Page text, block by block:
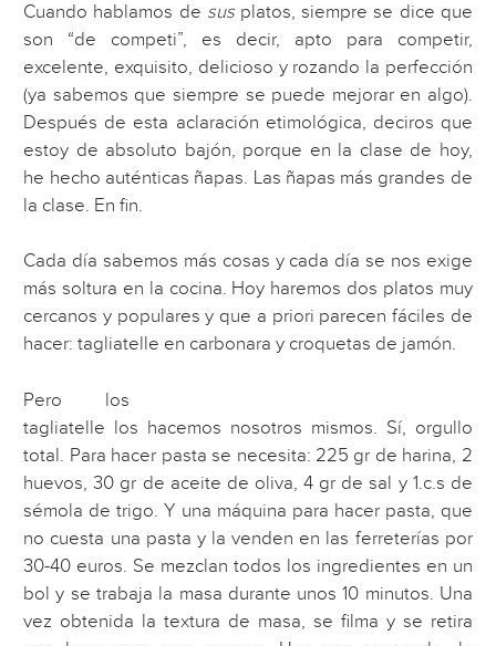
Cuando hablamos de susplatos, siempre se dice que
son “de competi”, es decir, apto para competir,
excelente, exquisito, delicioso y rozando la perfección
(ya sabemos que siempre se puede mejorar en algo).
Después de esta aclaración etimológica, deciros que
estoy de absoluto bajón, porque en la clase de hoy,
he hecho auténticas ñapas. Las ñapas más grandes de
la clase. En fin.
Cada día sabemos más cosas y cada día se nos exige
más soltura en la cocina. Hoy haremos dos platos muy
cercanos y populares y que a priori parecen fáciles de
hacer: tagliatelle en carbonara y croquetas de jamón.
Pero los
tagliatelle los hacemos nosotros mismos. Sí, orgullo
total. Para hacer pasta se necesita: 225 gr de harina, 2
huevos, 30 gr de aceite de oliva, 4 gr de sal y 1.c.s de
sémola de trigo. Y una máquina para hacer pasta, que
no cuesta una pasta y la venden en las ferreterías por
30-40 euros. Se mezclan todos los ingredientes en un
bol y se trabaja la masa durante unos 10 minutos. Una
vez obtenida la textura de masa, se filma y se retira